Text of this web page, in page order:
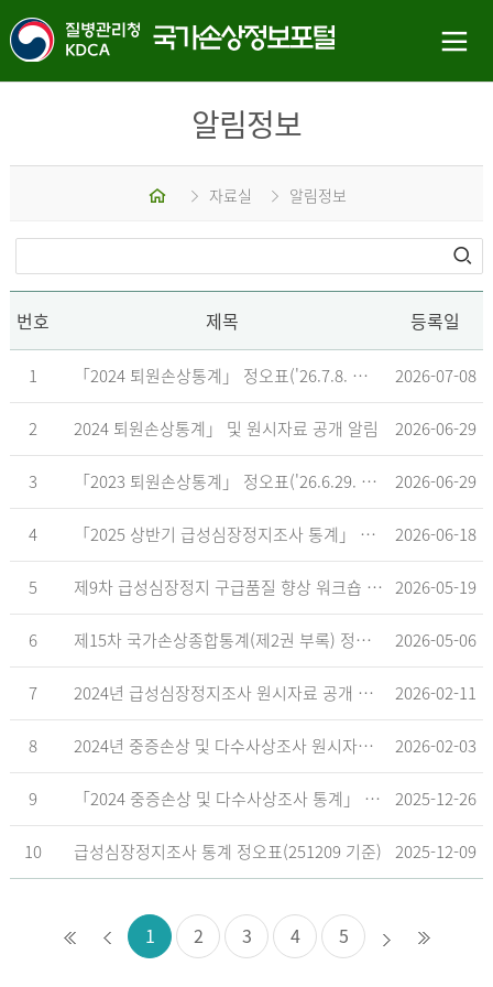
알림정보
홈 자료실 알림정보
번호 제목 등록일
1 「2024 퇴원손상통계」 정오표('26.7.8. 기준) 2026-07-08
2 2024 퇴원손상통계」 및 원시자료 공개 알림 2026-06-29
3 「2023 퇴원손상통계」 정오표('26.6.29. 기준) 2026-06-29
4 「2025 상반기 급성심장정지조사 통계」 공표 2026-06-18
5 제9차 급성심장정지 구급품질 향상 워크숍 개최 안내 2026-05-19
6 제15차 국가손상종합통계(제2권 부록) 정오표('26.5.18. 기준) 2026-05-06
7 2024년 급성심장정지조사 원시자료 공개 알림 2026-02-11
8 2024년 중증손상 및 다수사상조사 원시자료 공개 알림 2026-02-03
9 「2024 중증손상 및 다수사상조사 통계」 공표 2025-12-26
10 급성심장정지조사 통계 정오표(251209 기준) 2025-12-09
1 2 3 4 5